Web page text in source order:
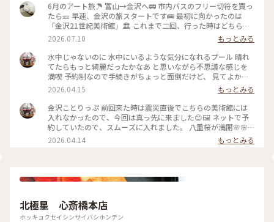
6月のアート旅☂️ 富山→金沢へ🚃 市内バスのフリー切符を買っ
たら🎫 早速、金沢の旅スタートです🚌 最初に向かったのは
「金沢21世紀美術館」🏛️ これまで二回、行った時はどちらも
休館日😱 今回初めて、あのスイミングプールも見ることが 出
来ました🏊🏊 ただ私は一人(笑)なのでプールに入っても上から
写真は撮れないよね⁉️と、、、 なので上から下の人達を見て楽
しみました😂 修学旅行かな❓の子供達の同行者の様に…🤣 混ま
ないうちにと午前中に来たので そこまで混雑してなくゆっく
紀美術館#スイミングプール #金沢市内バスフリー切符
2026.07.10
もっとみる
水中じゃないのに 水中にいるような気分になれるプール 晴れ
てたらもっと綺麗だったかなあ と思いながら不思議な感じを
満喫 予約制なので手続きがちょっと面倒だけど、 見てよかっ
た #ちいさな列車旅 #金沢#金沢21世紀美術館#プール #現代ア
ート
2026.04.15
もっとみる
金沢ことりっぷ 前回来た時は震災直後でこちらの美術館には
入れなかったので、今回は真っ先に来ました😊🖼️ ネットで予
約していたので、スムーズに入れました。 八重桜が満開🌸🌸
🌸🌸🌸 芝生も綺麗でとても気持ちいい。 フリースペースもた
くさんあるので のんびり楽しめます。 今日は海外からの観光
現代アート
2026.04.14 もっとみる
北極星 心斎橋本店
ホッキョクセイシンサイバシホンテン